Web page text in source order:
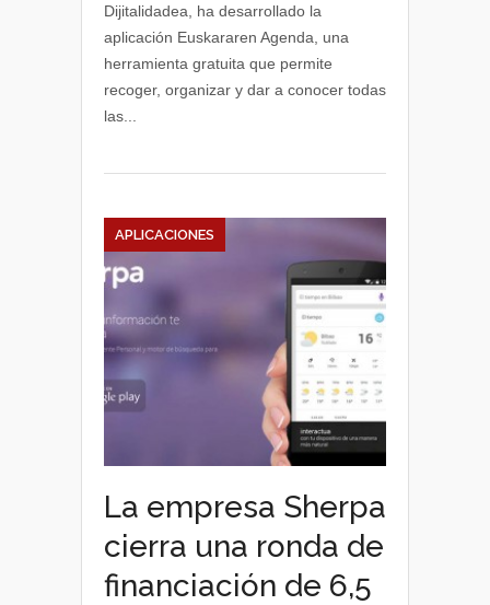
Vitoria-
Gasteiz
en
la
Dijitalidadea, ha desarrollado la
aplicación Euskararen Agenda, una
herramienta gratuita que permite
recoger, organizar y dar a conocer todas
las...
APLICACIONES
La empresa Sherpa
cierra una ronda de
financiación de 6,5